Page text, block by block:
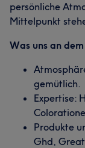
persönliche
Mittelpunkt
Was uns an
gemütlich.
Expertise:
Produkte
Ghd,